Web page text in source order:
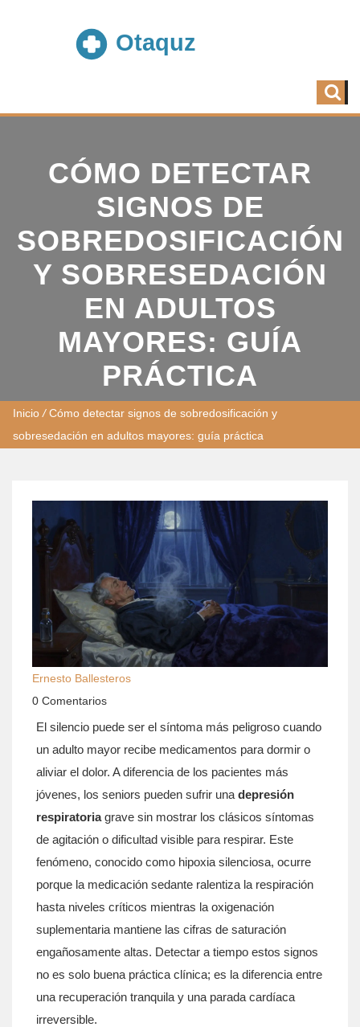
CÓMO DETECTAR
SIGNOS DE
SOBREDOSIFICACIÓN
Y SOBRESEDACIÓN
EN ADULTOS
MAYORES: GUÍA
PRÁCTICA
Inicio /Cómo detectar signos de sobredosificación y
sobresedación en adultos mayores: guía práctica
Ernesto Ballesteros
0 Comentarios
El silencio puede ser el síntoma más peligroso cuando
un adulto mayor recibe medicamentos para dormir o
aliviar el dolor. A diferencia de los pacientes más
jóvenes, los seniors pueden sufrir una depresión
respiratoriagrave sin mostrar los clásicos síntomas
de agitación o dificultad visible para respirar. Este
fenómeno, conocido como hipoxia silenciosa, ocurre
porque la medicación sedante ralentiza la respiración
hasta niveles críticos mientras la oxigenación
suplementaria mantiene las cifras de saturación
engañosamente altas. Detectar a tiempo estos signos
no es solo buena práctica clínica; es la diferencia entre
una recuperación tranquila y una parada cardíaca
irreversible.